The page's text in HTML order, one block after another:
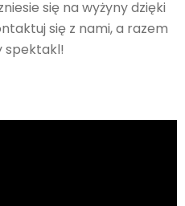
się na wyżyny dzięki
się z nami, a razem
spektakl!